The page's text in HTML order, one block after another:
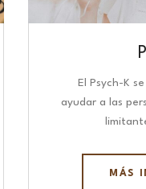
El Psych-K
ayudar a las
MÁS